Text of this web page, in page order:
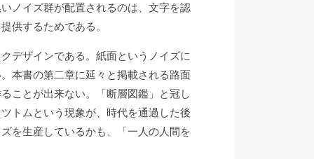
ノイズ群が配置されるのは、文字を認
供するためである。
ザインである。紙面というノイズに
本書の第二章に延々と掲載される路面
ことが出来ない。「断層図鑑」と冠し
トムという現象が、時代を通過した後
を生産しているかも、「一人の人間を